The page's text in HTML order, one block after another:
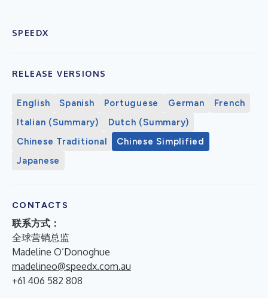
SPEEDX
RELEASE VERSIONS
English Spanish Portuguese German
French
Italian (Summary)
Dutch (Summary)
Chinese Traditional
Chinese Simplified
Japanese
CONTACTS
联系方式：
全球营销总监
Madeline O’Donoghue
madelineo@speedx.com.au
+61 406 582 808